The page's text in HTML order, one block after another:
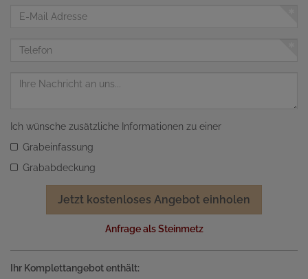
Telefon
Nachricht
Ich wünsche zusätzliche Informationen zu einer
Grabeinfassung
Grababdeckung
Jetzt kostenloses Angebot einholen
Anfrage als Steinmetz
Ihr Komplettangebot enthält: